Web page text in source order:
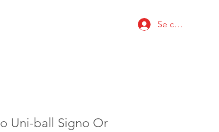
Se connecter
Uni-ball Signo Or